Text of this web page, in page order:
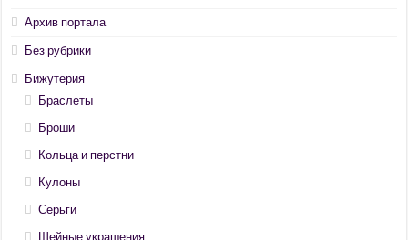
Архив портала
Без рубрики
Бижутерия
Браслеты
Броши
Кольца и перстни
Кулоны
Серьги
Шейные украшения